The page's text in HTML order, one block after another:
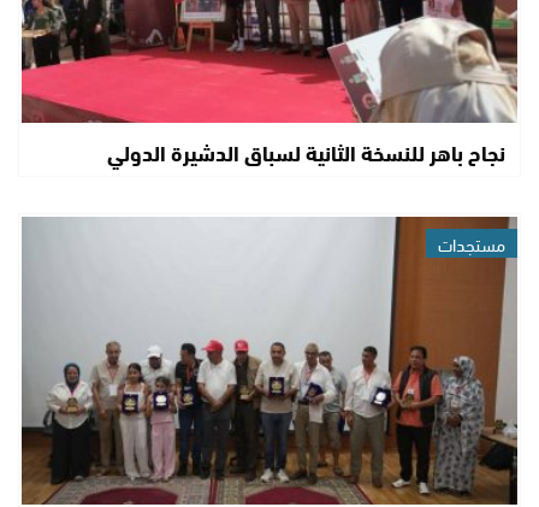
نجاح باهر للنسخة الثانية لسباق الدشيرة الدولي
مستجدات